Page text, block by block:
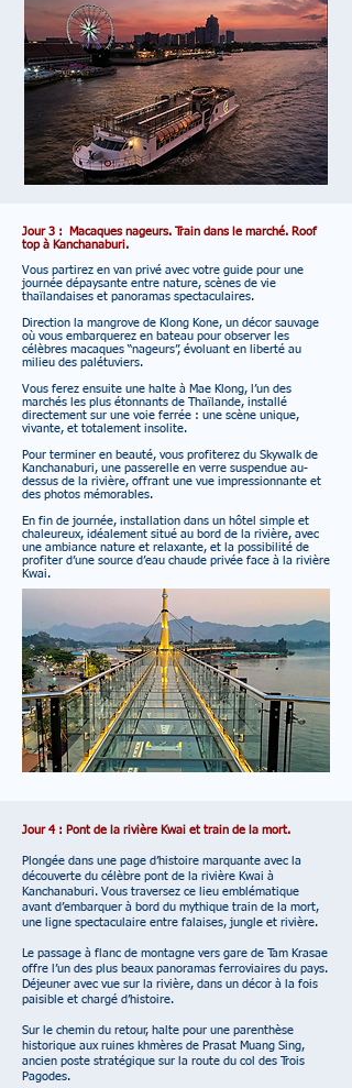
Jour 3 : Macaques nageurs. Train dans le marché. Roof
top à Kanchanaburi.
Vous partirez en van privé avec votre guide pour une
journée dépaysante entre nature, scènes de vie
thaïlandaises et panoramas spectaculaires.
Direction la mangrove de Klong Kone, un décor sauvage
où vous embarquerez en bateau pour observer les
célèbres macaques “nageurs”, évoluant en liberté au
milieu des palétuviers.
Vous ferez ensuite une halte à Mae Klong, l’un des
marchés les plus étonnants de Thaïlande, installé
directement sur une voie ferrée : une scène unique,
vivante, et totalement insolite.
Pour terminer en beauté, vous profiterez du Skywalk de
Kanchanaburi, une passerelle en verre suspendue au-
dessus de la rivière, offrant une vue impressionnante et
des photos mémorables.
En fin de journée, installation dans un hôtel simple et
chaleureux, idéalement situé au bord de la rivière, avec
une ambiance nature et relaxante, et la possibilité de
profiter d’une source d’eau chaude privée face à la rivière
Kwai.
Jour 4 : Pont de la rivière Kwai et train de la mort.
Plongée dans une page d’histoire marquante avec la
découverte du célèbre pont de la rivière Kwai à
Kanchanaburi. Vous traversez ce lieu emblématique
avant d’embarquer à bord du mythique train de la mort,
une ligne spectaculaire entre falaises, jungle et rivière.
Le passage à flanc de montagne vers gare de Tam Krasae
offre l’un des plus beaux panoramas ferroviaires du pays.
Déjeuner avec vue sur la rivière, dans un décor à la fois
paisible et chargé d’histoire.
Sur le chemin du retour, halte pour une parenthèse
historique aux ruines khmères de Prasat Muang Sing,
ancien poste stratégique sur la route du col des Trois
Pagodes.